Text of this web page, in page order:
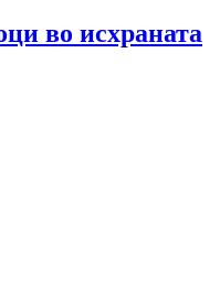
во исхраната